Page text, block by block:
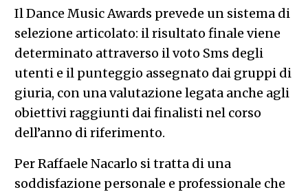
Il Dance Music Awards prevede un sistema di
selezione articolato: il risultato finale viene
determinato attraverso il voto Sms degli
utenti e il punteggio assegnato dai gruppi di
giuria, con una valutazione legata anche agli
obiettivi raggiunti dai finalisti nel corso
dell’anno di riferimento.
Per Raffaele Nacarlo si tratta di una
soddisfazione personale e professionale che